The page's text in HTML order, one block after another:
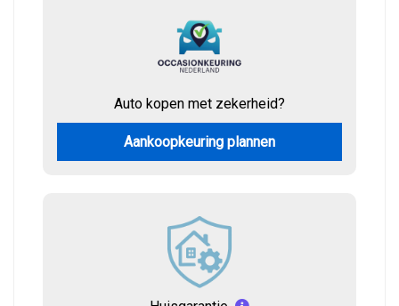
Auto kopen met zekerheid?
Aankoopkeuring plannen